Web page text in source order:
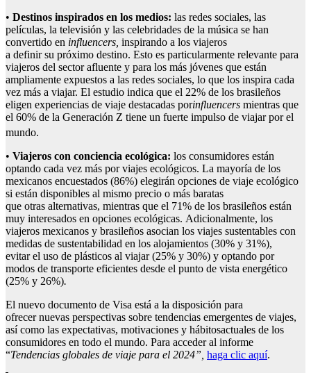
• Destinos inspirados en los medios: las redes sociales, las
películas, la televisión y las celebridades de la música se han
convertido en influencers inspirando a los viajeros
a definir su próximo destino. Esto es particularmente relevante para
viajeros del sector afluente y para los más jóvenes que están
ampliamente expuestos a las redes sociales, lo que los inspira cada
vez más a viajar. El estudio indica que el 22% de los brasileños
eligen experiencias de viaje destacadas porinfluencers mientras que
el 60% de la Generación Z tiene un fuerte impulso de viajar por el
mundo.
• Viajeros con conciencia ecológica: los consumidores están
optando cada vez más por viajes ecológicos. La mayoría de los
mexicanos encuestados (86%) elegirán opciones de viaje ecológico
si están disponibles al mismo precio o más baratas
que otras alternativas, mientras que el 71% de los brasileños están
muy interesados en opciones ecológicas. Adicionalmente, los
viajeros mexicanos y brasileños asocian los viajes sustentables con
medidas de sustentabilidad en los alojamientos (30% y 31%),
evitar el uso de plásticos al viajar (25% y 30%) y optando por
modos de transporte eficientes desde el punto de vista energético
(25% y 26%).
El nuevo documento de Visa está a la disposición para
ofrecer nuevas perspectivas sobre tendencias emergentes de viajes,
así como las expectativas, motivaciones y hábitosactuales de los
consumidores en todo el mundo. Para acceder al informe
“Tendencias globales de viaje para el 2024”, haga clic aquí.